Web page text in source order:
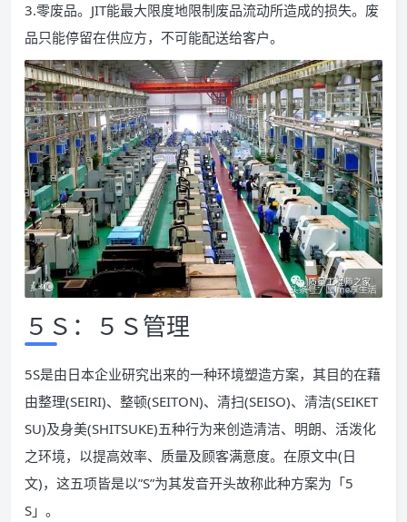
3.零废品。JIT能最大限度地限制废品流动所造成的损失。废
品只能停留在供应方，不可能配送给客户。
５Ｓ：５Ｓ管理
5S是由日本企业研究出来的一种环境塑造方案，其目的在藉
由整理(SEIRI)、整顿(SEITON)、清扫(SEISO)、清洁(SEIKET
SU)及身美(SHITSUKE)五种行为来创造清洁、明朗、活泼化
之环境，以提高效率、质量及顾客满意度。在原文中(日
文)，这五项皆是以”S”为其发音开头故称此种方案为「5
S」。